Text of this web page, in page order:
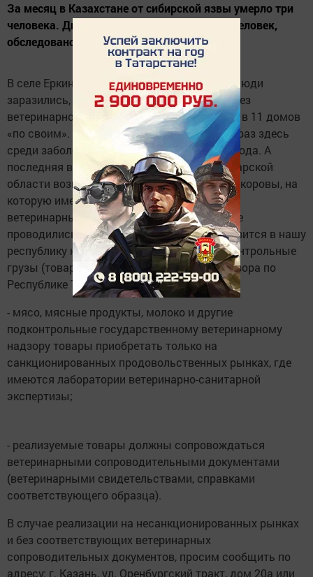
За месяц в Казахстане от сибирской язвы умерло три
человека. Диагноз был подтвержден у 16 человек,
обследовано 300 контактных лиц.
В селе Еркиндык Карагандинской области люди
заразились, когда резали больную корову без
ветеринарного осмотра, а затем мясо ушло в 11 домов
«по своим». Никто ничего не опасался. Как раз здесь
среди заболевших было два летальных исхода. А
последняя вспышка в селе Узынсу Павлодарской
области возникла после забоя охромевшей коровы, на
которую имелся ветеринарный паспорт. Но
ветеринарные мероприятия (вакцинация) не
проводились. И так как из Казахстана завозится в нашу
республику не только животные, но и подконтрольные
грузы (товары) Управление Россельхознадзора по
Республике Татарстан предупреждает:
- мясо, мясные продукты, молоко и другие
подконтрольные государственному ветеринарному
надзору товары приобретать только на
санкционированных продовольственных рынках, где
имеются лаборатории ветеринарно-санитарной
экспертизы;
- реализуемые товары должны сопровождаться
ветеринарными сопроводительными документами
(ветеринарными свидетельствами, справками
соответствующего образца).
В случае реализации на несанкционированных рынках
и без соответствующих ветеринарных
сопроводительных документов, просим сообщить по
адресу: г. Казань, ул. Оренбургский тракт, дом 20а или